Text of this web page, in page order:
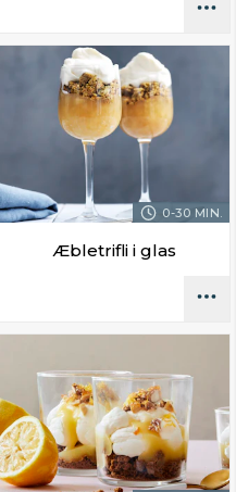
0-30 MIN.
Æbletrifli i glas